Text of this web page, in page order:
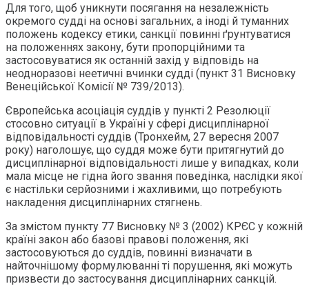
Для того, щоб уникнути посягання на незалежність
окремого судді на основі загальних, а іноді й туманних
положень кодексу етики, санкції повинні ґрунтуватися
на положеннях закону, бути пропорційними та
застосовуватися як останній захід у відповідь на
неодноразові неетичні вчинки судді (пункт 31 Висновку
Венеційської Комісії № 739/2013).
Європейська асоціація суддів у пункті 2 Резолюції
стосовно ситуації в Україні у сфері дисциплінарної
відповідальності суддів (Тронхейм, 27 вересня 2007
року) наголошує, що суддя може бути притягнутий до
дисциплінарної відповідальності лише у випадках, коли
мала місце не гідна його звання поведінка, наслідки якої
є настільки серйозними і жахливими, що потребують
накладення дисциплінарних стягнень.
За змістом пункту 77 Висновку № 3 (2002) КРЄС у кожній
країні закон або базові правові положення, які
застосовуються до суддів, повинні визначати в
найточнішому формулюванні ті порушення, які можуть
призвести до застосування дисциплінарних санкцій.